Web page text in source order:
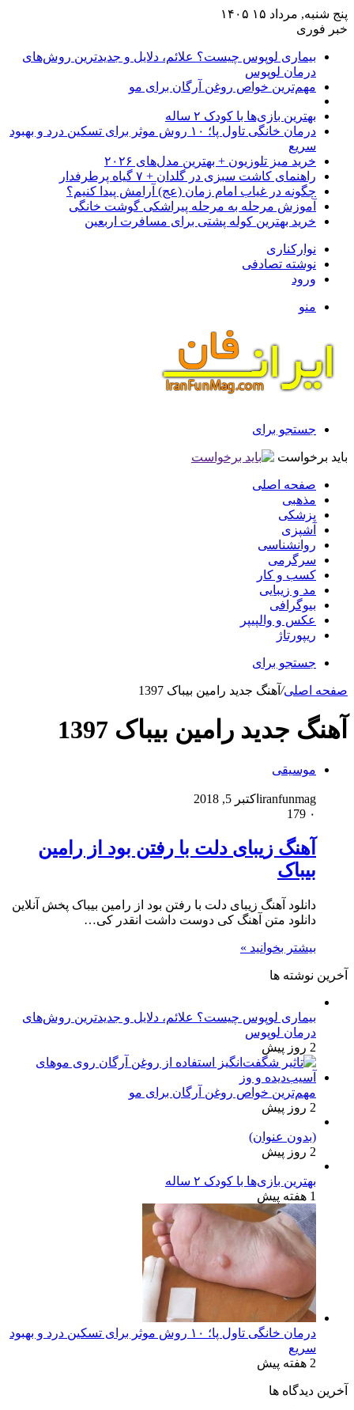
پنج شنبه, مرداد ۱۵ ۱۴۰۵
خبر فوری
بیماری لوپوس چیست؟ علائم، دلایل و جدیدترین روش‌های
درمان لوپوس
مهم‌ترین خواص روغن آرگان برای مو
بهترین بازی‌ها با کودک ۲ ساله
درمان خانگی تاول پا؛ ۱۰ روش موثر برای تسکین درد و بهبود
سریع
خرید میز تلوزیون + بهترین مدل‌های ۲۰۲۶
راهنمای کاشت سبزی در گلدان + ۷ گیاه پرطرفدار
چگونه در غیاب امام زمان (عج) آرامش پیدا کنیم؟
آموزش مرحله به مرحله پیراشکی گوشت خانگی
خرید بهترین کوله پشتی برای مسافرت اربعین
نوارکناری
نوشته تصادفی
ورود
منو
جستجو برای
باید برخواست
صفحه اصلی
مذهبی
پزشکی
آشپزی
روانشناسی
سرگرمی
کسب و کار
مد و زیبایی
بیوگرافی
عکس و والپیپر
ریپورتاژ
جستجو برای
صفحه اصلی/ آهنگ جديد رامین بیباک 1397
آهنگ جديد رامین بیباک 1397
موسیقی
iranfunmag اکتبر 5, 2018
۰
آهنگ زیبای دلت با رفتن بود از رامین
بیباک
دانلود آهنگ زیبای دلت با رفتن بود از رامین بیباک پخش آنلاین
دانلود متن آهنگ کی دوست داشت انقدر کی…
بیشتر بخوانید »
آخرین نوشته ها
بیماری لوپوس چیست؟ علائم، دلایل و جدیدترین روش‌های
درمان لوپوس
2 روز پیش
مهم‌ترین خواص روغن آرگان برای مو
2 روز پیش
(بدون عنوان)
2 روز پیش
بهترین بازی‌ها با کودک ۲ ساله
1 هفته پیش
درمان خانگی تاول پا؛ ۱۰ روش موثر برای تسکین درد و بهبود
سریع
2 هفته پیش
آخرین دیدگاه ها